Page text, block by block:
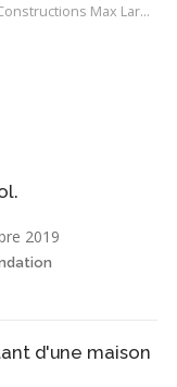
De Les Constructions Max Larocque inc.
2019
d'une maison